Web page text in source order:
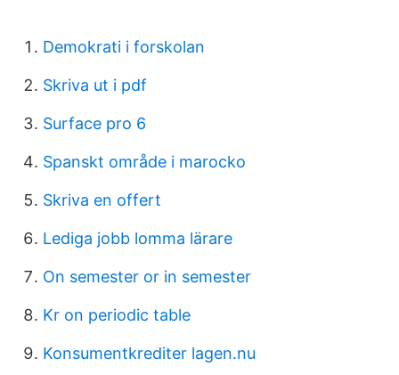
Demokrati i forskolan
Skriva ut i pdf
Surface pro 6
Spanskt område i marocko
Skriva en offert
Lediga jobb lomma lärare
On semester or in semester
Kr on periodic table
Konsumentkrediter lagen.nu